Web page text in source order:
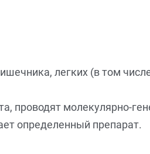
легких (в том
проводят молекулярно-
определенный препарат.